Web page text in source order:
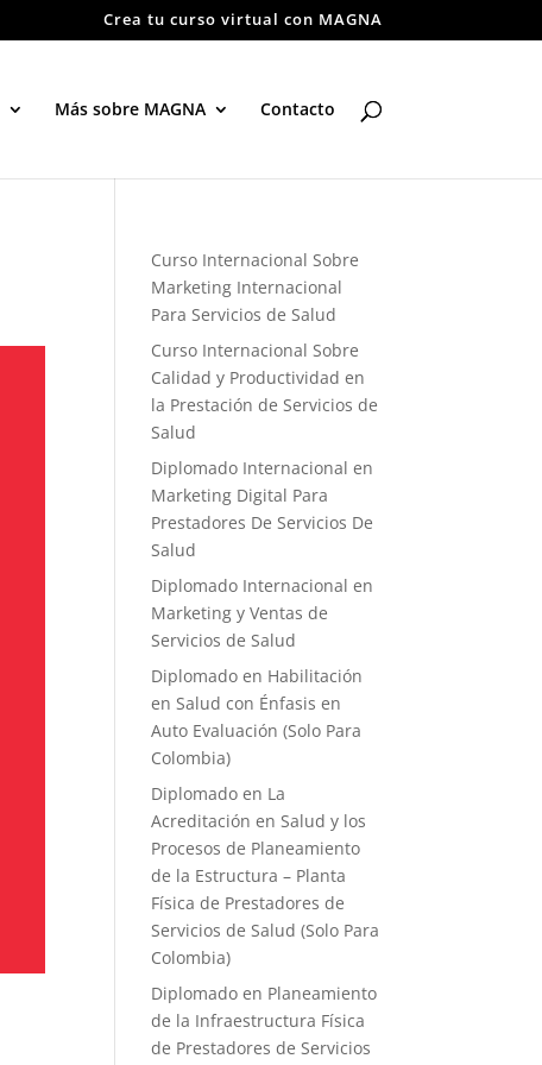
Crea tu curso virtual con MAGNA
Más sobre MAGNA Contacto
Curso Internacional Sobre
Marketing Internacional
Para Servicios de Salud
Curso Internacional Sobre
Calidad y Productividad en
la Prestación de Servicios de
Salud
Diplomado Internacional en
Marketing Digital Para
Prestadores De Servicios De
Salud
Diplomado Internacional en
Marketing y Ventas de
Servicios de Salud
Diplomado en Habilitación
en Salud con Énfasis en
Auto Evaluación ​(Solo Para
Colombia)
Diplomado en La
Acreditación en Salud y los
Procesos de Planeamiento
de la Estructura – Planta
Física de Prestadores de
Servicios de Salud (Solo Para
Colombia)
Diplomado en Planeamiento
de la Infraestructura Física
de Prestadores de Servicios